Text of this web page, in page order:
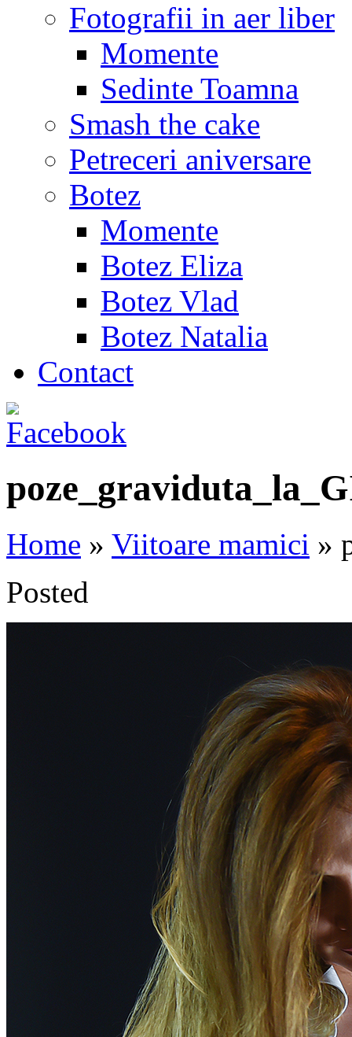
Fotografii in aer liber
Momente
Sedinte Toamna
Smash the cake
Petreceri aniversare
Botez
Momente
Botez Eliza
Botez Vlad
Botez Natalia
Contact
Home » Viitoare mamici »
Posted